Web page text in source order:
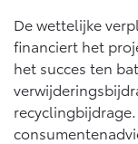
WATERSTOF-
De wettelijke
financiert het
het succes ten